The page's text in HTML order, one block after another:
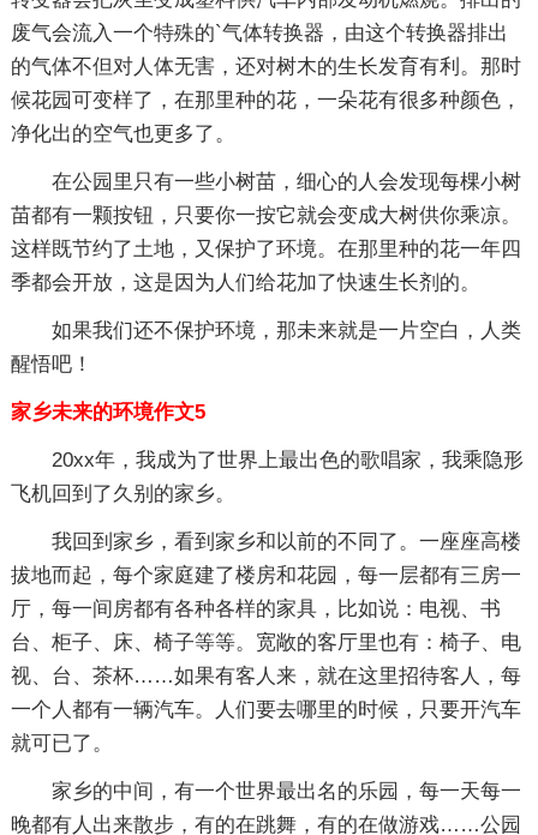
废气会流入一个特殊的`气体转换器，由这个转换器排出
的气体不但对人体无害，还对树木的生长发育有利。那时
候花园可变样了，在那里种的花，一朵花有很多种颜色，
净化出的空气也更多了。
在公园里只有一些小树苗，细心的人会发现每棵小树
苗都有一颗按钮，只要你一按它就会变成大树供你乘凉。
这样既节约了土地，又保护了环境。在那里种的花一年四
季都会开放，这是因为人们给花加了快速生长剂的。
如果我们还不保护环境，那未来就是一片空白，人类
醒悟吧！
家乡未来的环境作文5
20xx年，我成为了世界上最出色的歌唱家，我乘隐形
飞机回到了久别的家乡。
我回到家乡，看到家乡和以前的不同了。一座座高楼
拔地而起，每个家庭建了楼房和花园，每一层都有三房一
厅，每一间房都有各种各样的家具，比如说：电视、书
台、柜子、床、椅子等等。宽敞的客厅里也有：椅子、电
视、台、茶杯……如果有客人来，就在这里招待客人，每
一个人都有一辆汽车。人们要去哪里的时候，只要开汽车
就可已了。
家乡的中间，有一个世界最出名的乐园，每一天每一
晚都有人出来散步，有的在跳舞，有的在做游戏……公园